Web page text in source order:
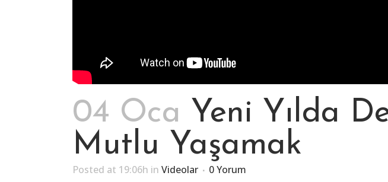
04 Oca Yeni Yılda
Mutlu Yaşamak
Posted at 19:06h in Videolar 0 Yorum